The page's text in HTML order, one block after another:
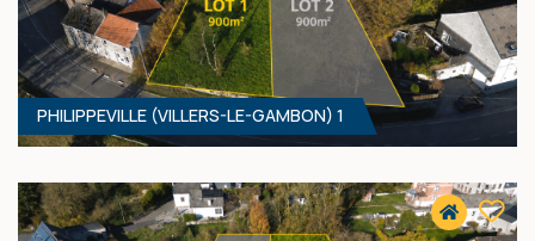
45 000 € HF*
PHILIPPEVILLE (VILLERS-LE-GAMBON) 1